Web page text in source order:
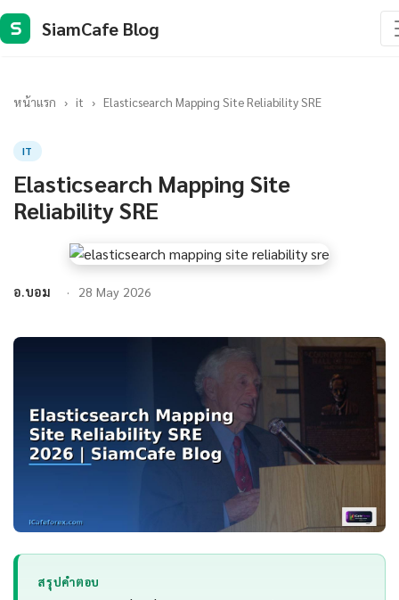
S SiamCafe Blog
หน้าแรก › it › Elasticsearch Mapping Site Reliability SRE
IT
Elasticsearch Mapping Site
Reliability SRE
อ.บอม 28 May 2026
สรุปคำตอบ